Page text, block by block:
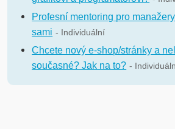
Profesní mentoring pro
sami - Individuální
Chcete nový e-shop/stránky a
současné? Jak na to? -